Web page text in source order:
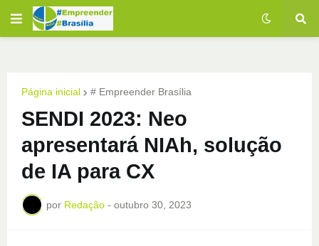
Página inicial # Empreender Brasília
SENDI 2023: Neo
apresentará NIAh, solução
de IA para CX
por Redação - outubro 30, 2023